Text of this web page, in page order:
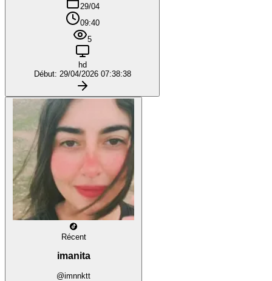
29/04
09:40
5
hd
Début: 29/04/2026 07:38:38
Récent
imanita
@imnnktt